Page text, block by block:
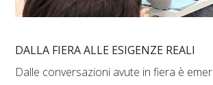
DALLA FIERA ALLE ESIGENZE REALI
Dalle conversazioni avute in fiera è